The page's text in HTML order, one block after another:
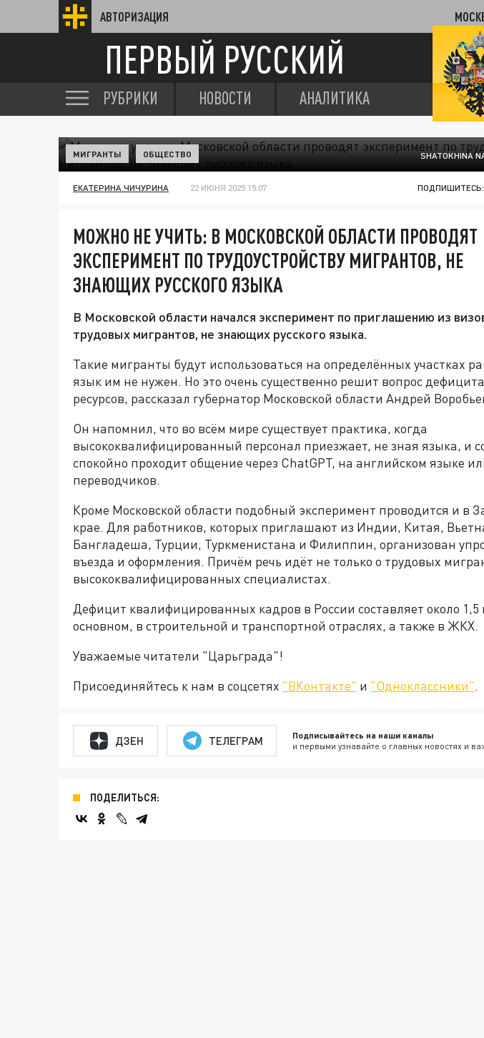
АВТОРИЗАЦИЯ
ПЕРВЫЙ РУССКИЙ
РУБРИКИ НОВОСТИ АНАЛИТИКА
SHATOKHINA
МИГРАНТЫ ОБЩЕСТВО
ЕКАТЕРИНА ЧИЧУРИНА 22 ИЮНЯ 2025 15:07 ПОДПИШИТЕСЬ:
МОЖНО НЕ УЧИТЬ: В МОСКОВСКОЙ ОБЛАСТИ ПРОВОДЯТ
ЭКСПЕРИМЕНТ ПО ТРУДОУСТРОЙСТВУ МИГРАНТОВ, НЕ
ЗНАЮЩИХ РУССКОГО ЯЗЫКА
В Московской области начался эксперимент по приглашению из
трудовых мигрантов, не знающих русского языка.
Такие мигранты будут использоваться на определённых участках
язык им не нужен. Но это очень существенно решит вопрос
ресурсов, рассказал губернатор Московской области Андрей
Он напомнил, что во всём мире существует практика, когда
высококвалифицированный персонал приезжает, не зная языка, и
спокойно проходит общение через ChatGPT, на английском языке
переводчиков.
Кроме Московской области подобный эксперимент проводится и в
крае. Для работников, которых приглашают из Индии, Китая,
Бангладеша, Турции, Туркменистана и Филиппин, организован
въезда и оформления. Причём речь идёт не только о трудовых
высококвалифицированных специалистах.
Дефицит квалифицированных кадров в России составляет около 1,5
основном, в строительной и транспортной отраслях, а также в ЖКХ.
Уважаемые читатели "Царьграда"!
Присоединяйтесь к нам в соцсетях "ВКонтакте" и "Одноклассники".
ДЗЕН ТЕЛЕГРАМ Подписывайтесь на наши каналы
и первыми узнавайте о главных новостях и
ПОДЕЛИТЬСЯ: